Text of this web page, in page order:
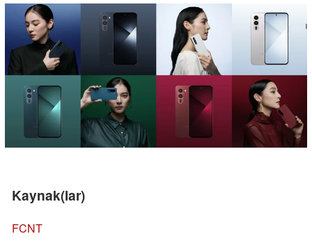
Kaynak(lar)
FCNT